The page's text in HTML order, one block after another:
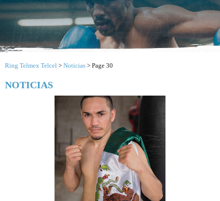
Ring Telmex Telcel > Noticias > Page 30
NOTICIAS